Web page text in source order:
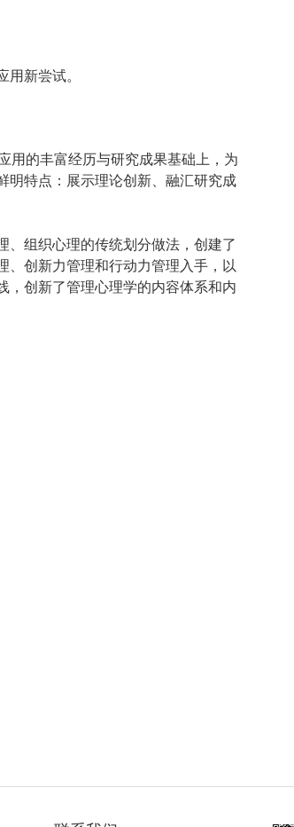
新尝试。
用的丰富经历与研究成果基础上，为
明特点：展示理论创新、融汇研究成
组织心理的传统划分做法，创建了
、创新力管理和行动力管理入手，以
，创新了管理心理学的内容体系和内